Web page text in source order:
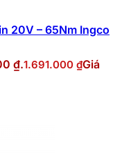
20V – 65Nm Ingco
₫.1.691.000 ₫Giá